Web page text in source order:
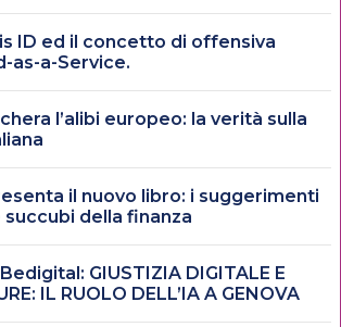
ID ed il concetto di offensiva
as-a-Service.
l’alibi europeo: la verità sulla
il nuovo libro: i suggerimenti
della finanza
GIUSTIZIA DIGITALE E
IL RUOLO DELL’IA A GENOVA